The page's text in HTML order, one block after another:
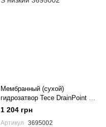
Мембранный (сухой)
гидрозатвор Tece DrainPoint S
низкий 3695002
1 204 грн
Артикул 3695002